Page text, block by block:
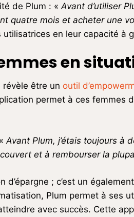
de Plum : « Avant d’utiliser
quatre mois et acheter une
en leur capacité à
en
révèle être un outil
permet à ces
Avant Plum, j’étais toujours à
et à rembourser la
d’épargne ; c’est un
Plum permet à
avec succès. Cette